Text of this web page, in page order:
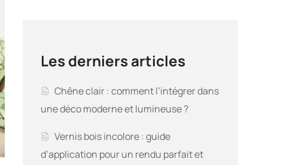
Les derniers articles
Chêne clair : comment l’intégrer dans
une déco moderne et lumineuse ?
Vernis bois incolore : guide
d’application pour un rendu parfait et